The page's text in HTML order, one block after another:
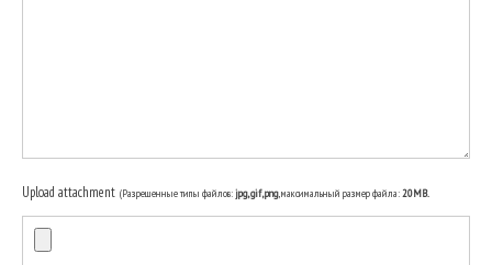
Upload attachment (Разрешенные типы файлов:jpg, gif, png, максимальный размер файла:20MB.